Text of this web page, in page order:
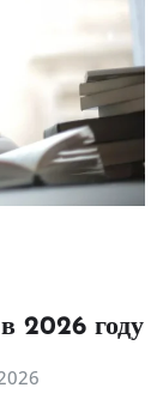
2026 году